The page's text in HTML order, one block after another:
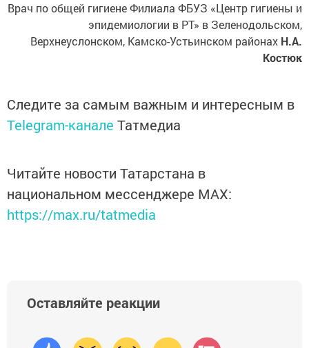
Врач по общей гигиене Филиала ФБУЗ «Центр гигиены и
эпидемиологии в РТ» в Зеленодольском,
Верхнеуслонском, Камско-Устьинском районах Н.А.
Костюк
Следите за самым важным и интересным в
Telegram-канале Татмедиа
Читайте новости Татарстана в
национальном мессенджере MАХ:
https://max.ru/tatmedia
Оставляйте реакции